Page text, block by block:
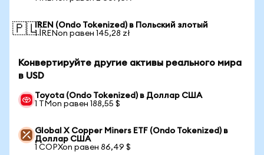
🇵🇱IREN (Ondo Tokenized) в Польский злотый
1 IRENon равен 145,28 zł
Конвертируйте другие активы реального мира
в USD
Toyota (Ondo Tokenized) в Доллар США
1 TMon равен 188,55 $
Global X Copper Miners ETF (Ondo Tokenized) в
Доллар США
1 COPXon равен 86,49 $